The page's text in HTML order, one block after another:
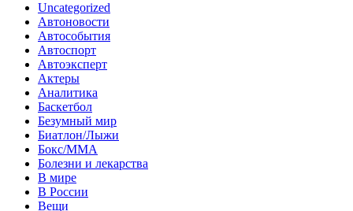
Uncategorized
Автоновости
Автособытия
Автоспорт
Автоэксперт
Актеры
Аналитика
Баскетбол
Безумный мир
Биатлон/Лыжи
Бокс/MMA
Болезни и лекарства
В мире
В России
Вещи